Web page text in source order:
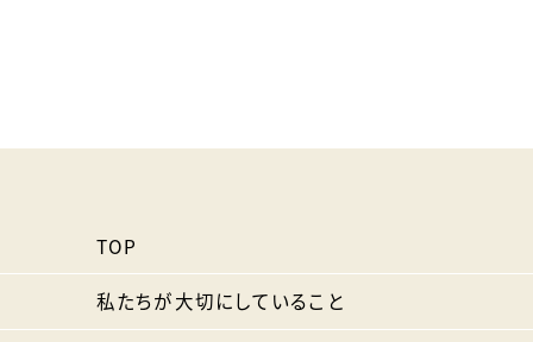
TOP
私たちが大切にしていること